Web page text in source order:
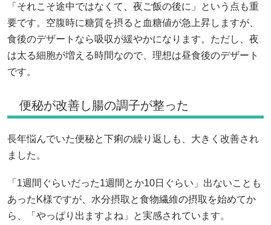
「それこそ途中ではなくて、夜ご飯の後に」という点も重
要です。空腹時に糖質を摂ると血糖値が急上昇しますが、
食後のデザートなら吸収が緩やかになります。ただし、夜
は太る細胞が増える時間なので、理想は昼食後のデザート
です。
便秘が改善し腸の調子が整った
長年悩んでいた便秘と下痢の繰り返しも、大きく改善され
ました。
「1週間ぐらいだった1週間とか10日ぐらい」出ないことも
あったK様ですが、水分摂取と食物繊維の摂取を始めてか
ら、「やっぱり出ますよね」と実感されています。